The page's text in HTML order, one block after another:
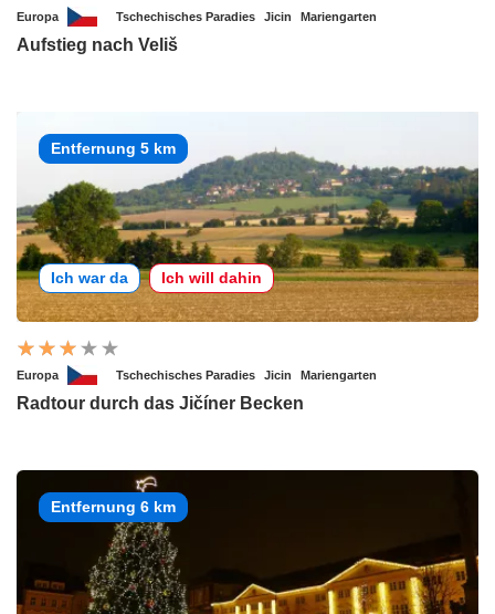
Europa Tschechisches Paradies Jicin Mariengarten
Aufstieg nach Veliš
Entfernung 5 km
Ich war da Ich will dahin
Europa Tschechisches Paradies Jicin Mariengarten
Radtour durch das Jičíner Becken
Entfernung 6 km